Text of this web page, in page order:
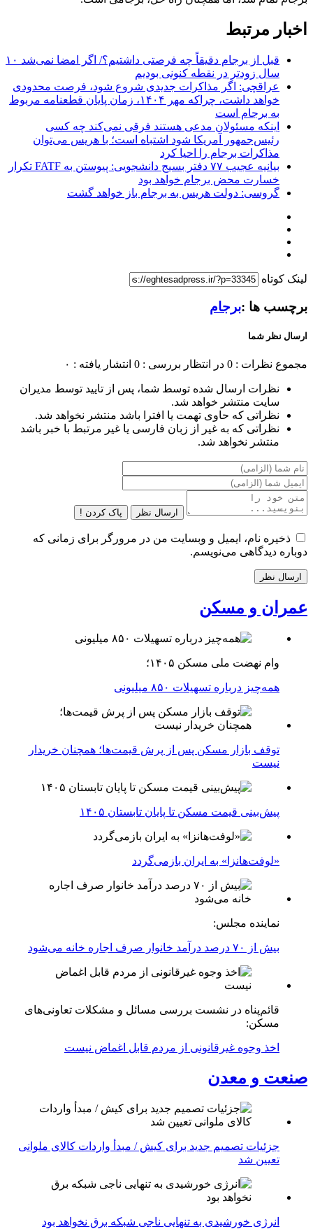
اخبار مرتبط
قبل از برجام دقیقاً چه فرصتی داشتیم؟/ اگر امضا نمی‌شد ۱۰
سال زودتر در نقطه کنونی بودیم
عراقچی: اگر مذاکرات جدیدی شروع شود، فرصت محدودی
خواهد داشت، چراکه مهر ۱۴۰۴، زمان پایان قطعنامه مربوط
به برجام است
اینکه مسئولان مدعی هستند فرقی نمی‌کند چه کسی
رئیس‌جمهور آمریکا شود اشتباه است؛ با هریس می‌توان
مذاکرات برجام را احیا کرد
بیانیه عجیب ۷۷ دفتر بسیج دانشجویی: پیوستن به FATF تکرار
خسارت محض برجام خواهد بود
گروسی: دولت هریس به برجام باز خواهد گشت
لینک کوتاه
برچسب ها :برجام
ارسال نظر شما
مجموع نظرات : 0 در انتظار بررسی : 0 انتشار یافته : ۰
نظرات ارسال شده توسط شما، پس از تایید توسط مدیران
سایت منتشر خواهد شد.
نظراتی که حاوی تهمت یا افترا باشد منتشر نخواهد شد.
نظراتی که به غیر از زبان فارسی یا غیر مرتبط با خبر باشد
منتشر نخواهد شد.
ارسال نظر پاک کردن !
ذخیره نام، ایمیل و وبسایت من در مرورگر برای زمانی که
دوباره دیدگاهی می‌نویسم.
عمران و مسکن
وام نهضت ملی مسکن ۱۴۰۵؛
همه‌چیز درباره تسهیلات ۸۵۰ میلیونی
توقف بازار مسکن پس از پرش قیمت‌ها؛ همچنان خریدار
نیست
پیش‌بینی قیمت مسکن تا پایان تابستان ۱۴۰۵
«لوفت‌هانزا» به ایران بازمی‌گردد
نماینده مجلس:
بیش از ۷۰ درصد درآمد خانوار صرف اجاره خانه می‌شود
قائم‌پناه در نشست بررسی مسائل و مشکلات تعاونی‌های
مسکن:
اخذ وجوه غیرقانونی از مردم قابل اغماض نیست
صنعت و معدن
جزئیات تصمیم جدید برای کیش / مبدأ واردات کالای ملوانی
تعیین شد
انرژی خورشیدی به تنهایی ناجی شبکه برق نخواهد بود